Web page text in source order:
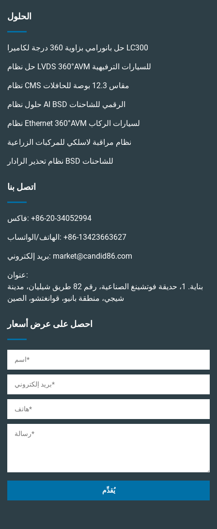
الحلول
حل بانورامي بزاوية 360 درجة لكاميرا LC300
حل نظام LVDS 360°AVM للسيارات الترفيهية
نظام CMS مقاس 12.3 بوصة للحافلات
حلول نظام AI BSD الرقمي للشاحنات
نظام Ethernet 360°AVM لسيارات الركاب
نظام مراقبة لاسلكي للمركبات الزراعية
نظام تحذير الرادار BSD للشاحنات
اتصل بنا
فاكس: +86-20-34052994
الهاتف/الواتساب: +86-13423663627
بريد إلكتروني: market@candid86.com
عنوان:
بناية. 1، حديقة فوتشينغ الصناعية، رقم 82 طريق شيليان، مدينة
شيجي، منطقة بانيو، قوانغتشو، الصين
احصل على عرض أسعار
يُقدِّم